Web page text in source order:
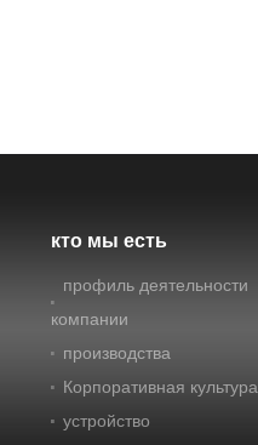
кто мы есть
профиль деятельности
компании
производства
Корпоративная культура
устройство